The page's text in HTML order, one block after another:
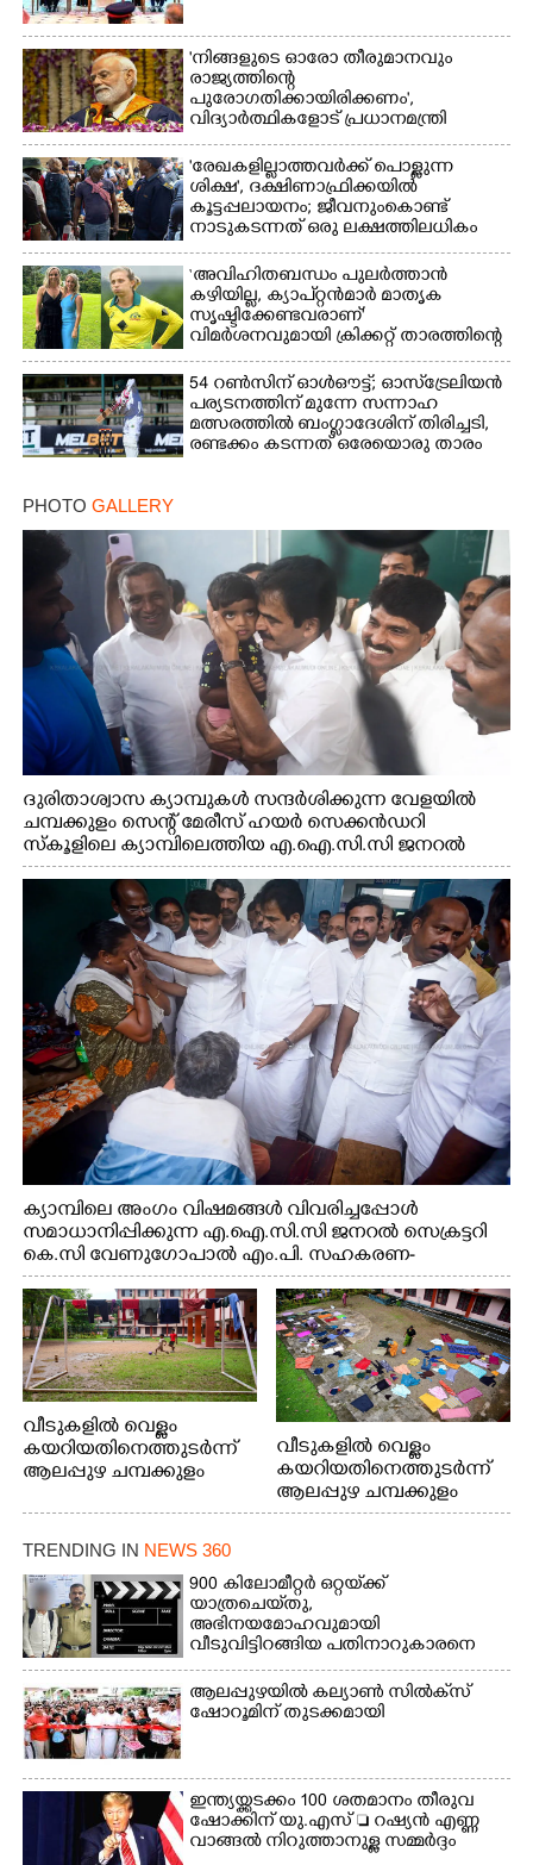
'നിങ്ങളുടെ ഓരോ തീരുമാനവും
രാജ്യത്തിന്റെ
പുരോഗതിക്കായിരിക്കണം',​
വിദ്യാർത്ഥികളോട് പ്രധാനമന്ത്രി
'രേഖകളില്ലാത്തവർക്ക് പൊള്ളുന്ന
ശിക്ഷ', ദക്ഷിണാഫ്രിക്കയിൽ
കൂട്ടപ്പലായനം; ജീവനുംകൊണ്ട്
നാടുകടന്നത് ഒരു ലക്ഷത്തിലധികം
പേർ
‘അവിഹിതബന്ധം പുലർത്താൻ
കഴിയില്ല,​ ക്യാപ്റ്റൻമാർ മാതൃക
സൃഷ്ടിക്കേണ്ടവരാണ്'
വിമർശനവുമായി ക്രിക്കറ്റ് താരത്തിന്റെ
ഭാര്യ
54 റൺസിന് ഓൾഔട്ട്; ഓസ്‌ട്രേലിയൻ
പര്യടനത്തിന് മുന്നേ സന്നാഹ
മത്സരത്തിൽ ബംഗ്ലാദേശിന് തിരിച്ചടി,
രണ്ടക്കം കടന്നത് ഒരേയൊരു താരം
PHOTO GALLERY
ദുരിതാശ്വാസ ക്യാമ്പുകൾ സന്ദർശിക്കുന്ന വേളയിൽ
ചമ്പക്കുളം സെന്റ് മേരീസ് ഹയർ സെക്കൻഡറി
സ്കൂളിലെ ക്യാമ്പിലെത്തിയ എ.ഐ.സി.സി ജനറൽ
സെക്രട്ടറി കെ.സി വേണുഗോപാൽ എം.പി കുരുന്നിനെ
എടുത്ത് ലാളിച്ചപ്പോൾ. സഹകരണ-എക്സൈസ്
വകുപ്പ് മന്ത്രി എം. ലിജു, കൃഷിവകുപ്പ് മന്ത്രി ടി. സിദ്ദിഖ്,
റെജി ചെറിയാൻ എം. എൽ. എ എന്നിവർ സമീപം
ക്യാമ്പിലെ അംഗം വിഷമങ്ങൾ വിവരിച്ചപ്പോൾ
സമാധാനിപ്പിക്കുന്ന എ.ഐ.സി.സി ജനറൽ സെക്രട്ടറി
കെ.സി വേണുഗോപാൽ എം.പി. സഹകരണ-
എക്സൈസ് വകുപ്പ് മന്ത്രി എം. ലിജു, എന്നിവർ
വീടുകളിൽ വെള്ളം
കയറിയതിനെത്തുടർന്ന്
ആലപ്പുഴ ചമ്പക്കുളം
പോരൂക്കര സെൻട്രൽ
സ്കൂളിലെ ദുരിതാശ്വാസ
ക്യാമ്പിലെത്തിയവർ
വസ്ത്രങ്ങൾ
ഉണക്കാനിട്ടിരിക്കുന്ന
ഗോൾപോസ്റ്റിന് മുന്നിൽ
ഫുട്ബോൾ കളികളിൽ
ഏർപ്പെട്ടിരിക്കുന്ന
കുട്ടികൾ
വീടുകളിൽ വെള്ളം
കയറിയതിനെത്തുടർന്ന്
ആലപ്പുഴ ചമ്പക്കുളം
ഫാദർ തോമസ്
ക്യാമ്പിലെത്തിയവർ മഴ
മാറിനിന്ന ഇടവേളയിൽ
ക്യാമ്പ് പരിസരത്ത്
വസ്ത്രങ്ങൾ
ഉണക്കാനിടുന്ന കാഴ്ച.
TRENDING IN NEWS 360
900 കിലോമീറ്റർ ഒറ്റയ്‌ക്ക്
യാത്രചെ‌യ്‌തു,​
അഭിനയമോഹവുമായി
വീടുവിട്ടിറങ്ങിയ പതിനാറുകാരനെ
കണ്ടെത്തിയത് ഫിലിം സിറ്റിയിൽ
ആലപ്പുഴയിൽ കല്യാൺ സിൽക്‌സ്
ഷോറൂമിന് തുടക്കമായി
ഇന്ത്യയ്ക്കടക്കം 100 ശതമാനം തീരുവ
ഷോക്കിന് യു.എസ്  റഷ്യൻ എണ്ണ
വാങ്ങൽ നിറുത്താനുള്ള സമ്മർദ്ദം